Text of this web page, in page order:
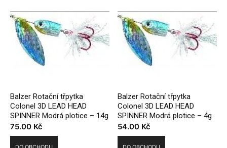
Balzer Rotační třpytka
Colonel 3D LEAD HEAD
SPINNER Modrá plotice – 14g
75.00 Kč
Balzer Rotační třpytka
Colonel 3D LEAD HEAD
SPINNER Modrá plotice – 4g
54.00 Kč